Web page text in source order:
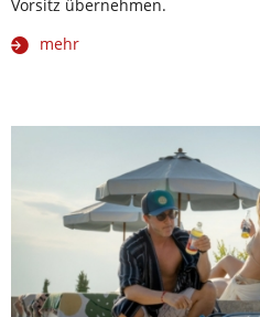
Vorsitz übernehmen.
mehr